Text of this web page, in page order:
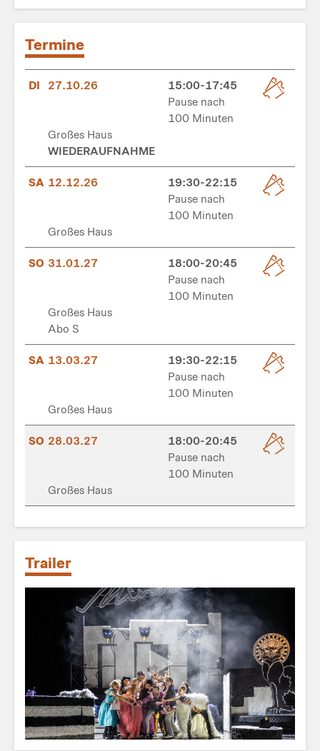
Termine
DI 27.10.26
15:00-17:45
Pause nach
100 Minuten
Großes Haus
WIEDERAUFNAHME
SA 12.12.26
19:30-22:15
Pause nach
100 Minuten
Großes Haus
SO 31.01.27
18:00-20:45
Pause nach
100 Minuten
Großes Haus
Abo S
SA 13.03.27
19:30-22:15
Pause nach
100 Minuten
Großes Haus
SO 28.03.27
18:00-20:45
Pause nach
100 Minuten
Großes Haus
Trailer